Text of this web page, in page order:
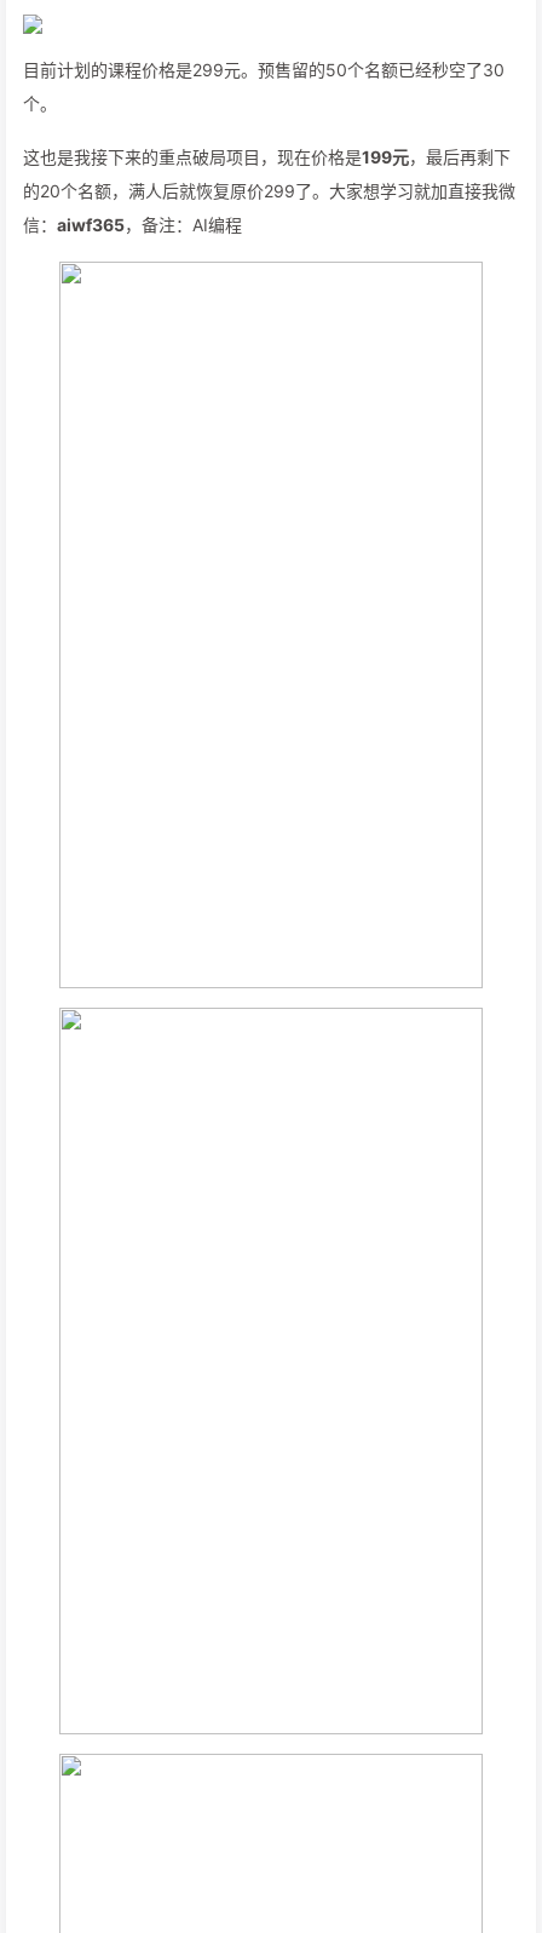
目前计划的课程价格是299元。预售留的50个名额已经秒空了30
个。
这也是我接下来的重点破局项目，现在价格是199元，最后再剩下
的20个名额，满人后就恢复原价299了。大家想学习就加直接我微
信： aiwf365，备注：AI编程